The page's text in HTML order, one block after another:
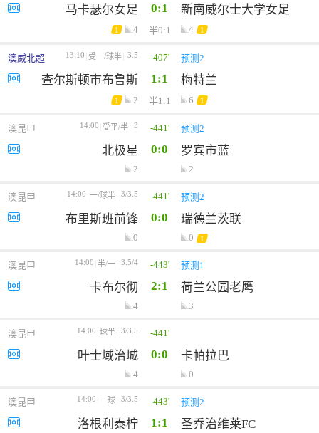
马卡瑟尔女足 0:1 新南威尔士大学女足
1 4 半0:1 4 1
澳威北超 13:10 受一/球半 3.5 -407' 预测2
查尔斯顿市布鲁斯 1:1 梅特兰
1 2 半1:1 6 1
澳昆甲 14:00 受平/半 3 -441' 预测2
北极星 0:0 罗宾市蓝
2 2
澳昆甲 14:00 一/球半 3/3.5 -441' 预测2
布里斯班前锋 0:0 瑞德兰茨联
0 0 1
澳昆甲 14:00 半/一 3.5/4 -443' 预测1
卡布尔彻 2:1 荷兰公园老鹰
4 3
澳昆甲 14:00 球半 3/3.5 -441'
叶士域治城 0:0 卡帕拉巴
4 0
澳昆甲 14:00 一球 3/3.5 -443' 预测2
洛根利泰柠 1:1 圣乔治维莱FC